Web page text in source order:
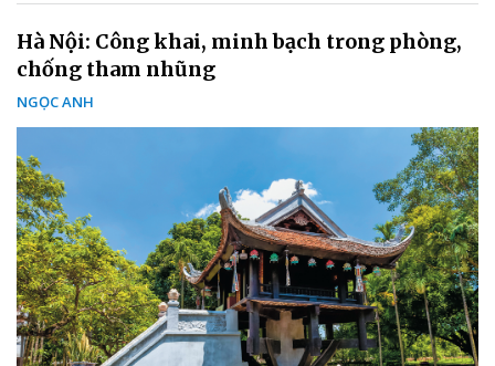
Hà Nội: Công khai, minh bạch trong phòng,
chống tham nhũng
NGỌC ANH